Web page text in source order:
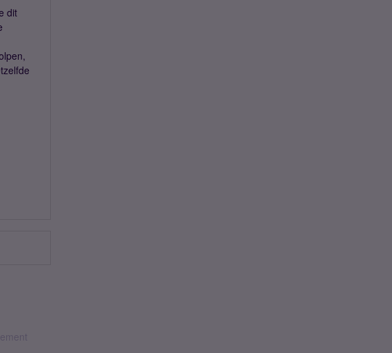
dit